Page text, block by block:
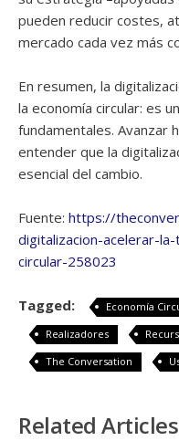
pueden reducir costes,
mercado cada vez más
En resumen, la
la economía circular: es
fundamentales. Avanzar
entender que la
esencial del cambio.
Fuente: https://
digitalizacion-acelerar-
circular-258023
Tagged: Economía
Realizadores
The Conversation
Related Articles